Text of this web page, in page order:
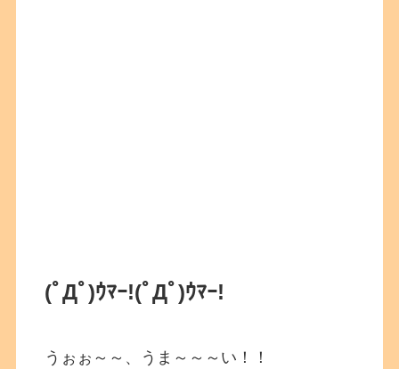
(ﾟДﾟ)ｳﾏｰ!(ﾟДﾟ)ｳﾏｰ!
うぉぉ～～、うま～～～い！！